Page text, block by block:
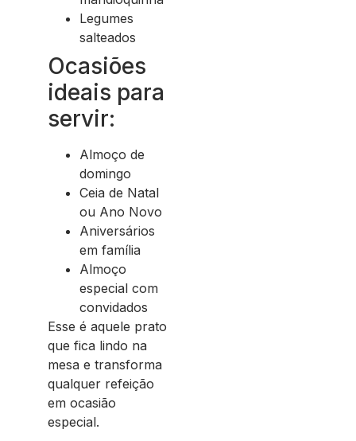
Legumes
salteados
Ocasiões
ideais para
servir:
Almoço de
domingo
Ceia de Natal
ou Ano Novo
Aniversários
em família
Almoço
especial com
convidados
Esse é aquele prato
que fica lindo na
mesa e transforma
qualquer refeição
em ocasião
especial.